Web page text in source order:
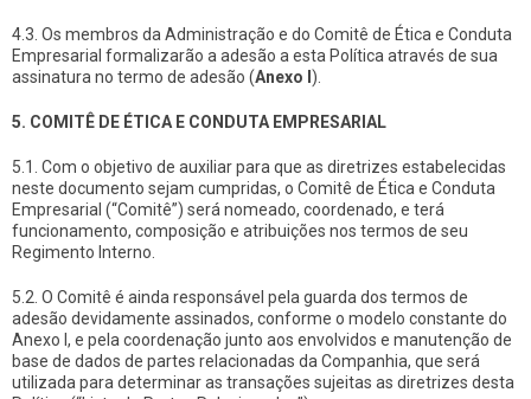
4.3. Os membros da Administração e do Comitê de Ética e Conduta
Empresarial formalizarão a adesão a esta Política através de sua
assinatura no termo de adesão (Anexo I ).
5. COMITÊ DE ÉTICA E CONDUTA EMPRESARIAL
5.1. Com o objetivo de auxiliar para que as diretrizes estabelecidas
neste documento sejam cumpridas, o Comitê de Ética e Conduta
Empresarial (“Comitê”) será nomeado, coordenado, e terá
funcionamento, composição e atribuições nos termos de seu
Regimento Interno.
5.2. O Comitê é ainda responsável pela guarda dos termos de
adesão devidamente assinados, conforme o modelo constante do
Anexo I, e pela coordenação junto aos envolvidos e manutenção de
base de dados de partes relacionadas da Companhia, que será
utilizada para determinar as transações sujeitas as diretrizes desta